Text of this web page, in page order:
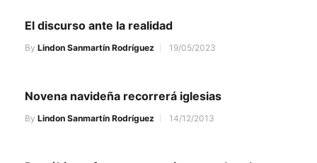
El discurso ante la realidad
By Lindon Sanmartín Rodríguez 19/05/2023
Novena navideña recorrerá iglesias
By Lindon Sanmartín Rodríguez 14/12/2013